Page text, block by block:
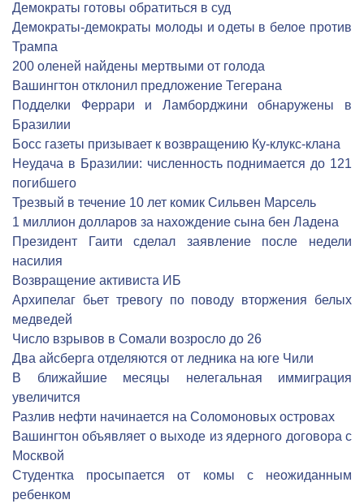
Демократы готовы обратиться в суд
Демократы-демократы молоды и одеты в белое против
Трампа
200 оленей найдены мертвыми от голода
Вашингтон отклонил предложение Тегерана
Подделки Феррари и Ламборджини обнаружены в
Бразилии
Босс газеты призывает к возвращению Ку-клукс-клана
Неудача в Бразилии: численность поднимается до 121
погибшего
Трезвый в течение 10 лет комик Сильвен Марсель
1 миллион долларов за нахождение сына бен Ладена
Президент Гаити сделал заявление после недели
насилия
Возвращение активиста ИБ
Архипелаг бьет тревогу по поводу вторжения белых
медведей
Число взрывов в Сомали возросло до 26
Два айсберга отделяются от ледника на юге Чили
В ближайшие месяцы нелегальная иммиграция
увеличится
Разлив нефти начинается на Соломоновых островах
Вашингтон объявляет о выходе из ядерного договора с
Москвой
Студентка просыпается от комы с неожиданным
ребенком